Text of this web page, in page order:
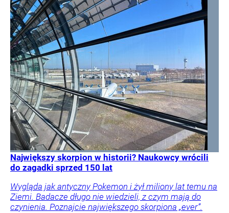
Największy skorpion w historii? Naukowcy wrócili
do zagadki sprzed 150 lat
Wygląda jak antyczny Pokemon i żył miliony lat temu na
Ziemi. Badacze długo nie wiedzieli, z czym mają do
czynienia. Poznajcie największego skorpiona „ever”.